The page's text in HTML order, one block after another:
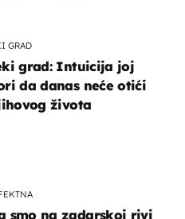
GRAD
grad: Intuicija joj
da danas neće otići
života
smo na zadarskoj rivi